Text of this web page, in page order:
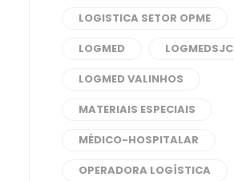
LOGISTICA SETOR OPME
LOGMED
LOGMEDSJC
LOGMED VALINHOS
MATERIAIS ESPECIAIS
MÉDICO-HOSPITALAR
OPERADORA LOGÍSTICA